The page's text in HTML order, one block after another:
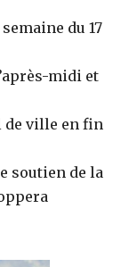
du 17
midi et
de ville en fin
soutien de la